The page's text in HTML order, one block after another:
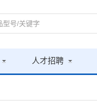
人才招聘